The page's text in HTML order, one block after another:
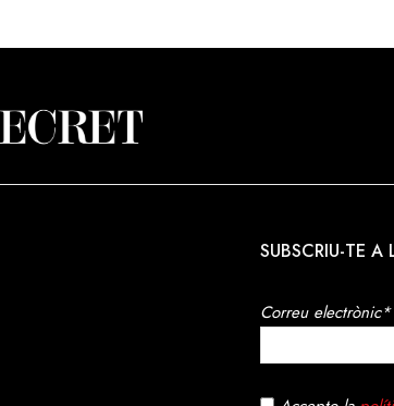
SUBSCRIU-TE A
Correu electrònic*